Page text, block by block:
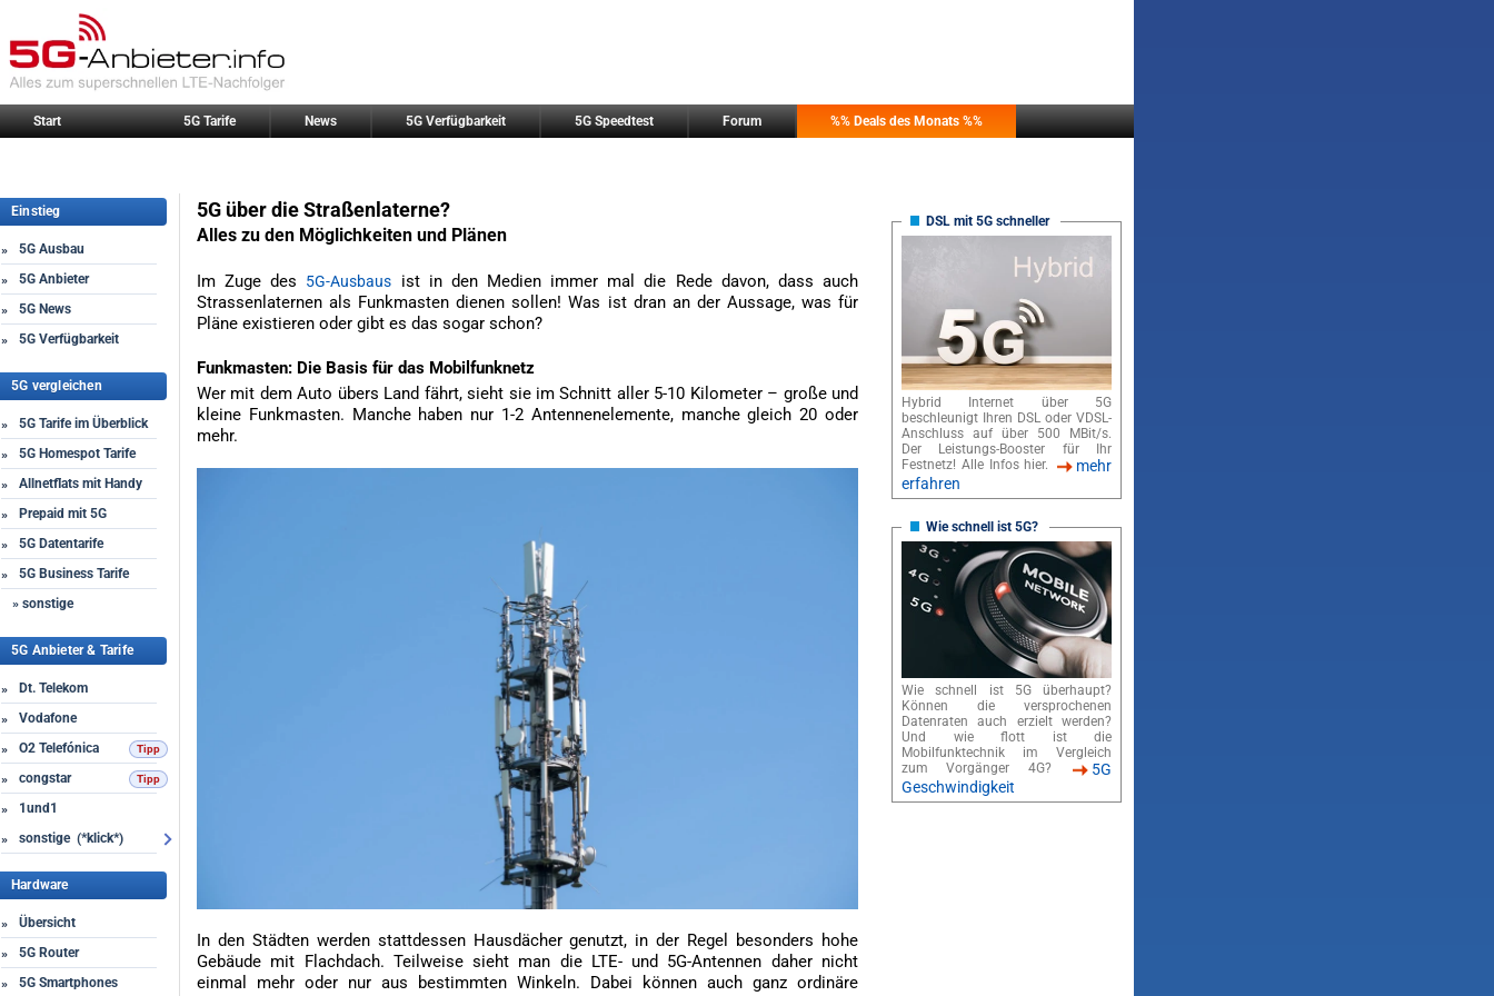
Start 5G Tarife News 5G Verfügbarkeit 5G Speedtest Forum %% Deals des Monats %%
Einstieg
»
5G Ausbau
»
5G Anbieter
»
5G News
»
5G Verfügbarkeit
5G vergleichen
»
5G Tarife im Überblick
»
5G Homespot Tarife
»
Allnetflats mit Handy
»
Prepaid mit 5G
»
5G Datentarife
»
5G Business Tarife
» sonstige
5G Anbieter & Tarife
»
Dt. Telekom
»
Vodafone
»
O2 Telefónica
»
congstar
»
1und1
»
sonstige (*klick*)
Hardware
»
Übersicht
»
5G Router
»
5G Smartphones
5G über die Straßenlaterne?
Alles zu den Möglichkeiten und Plänen
Im Zuge des 5G-Ausbaus ist in den Medien immer mal die Rede davon, dass auch
Strassenlaternen als Funkmasten dienen sollen! Was ist dran an der Aussage, was für
Pläne existieren oder gibt es das sogar schon?
Funkmasten: Die Basis für das Mobilfunknetz
Wer mit dem Auto übers Land fährt, sieht sie im Schnitt aller 5-10 Kilometer – große und
kleine Funkmasten. Manche haben nur 1-2 Antennenelemente, manche gleich 20 oder
mehr.
In den Städten werden stattdessen Hausdächer genutzt, in der Regel besonders hohe
Gebäude mit Flachdach. Teilweise sieht man die LTE- und 5G-Antennen daher nicht
einmal mehr oder nur aus bestimmten Winkeln. Dabei können auch ganz ordinäre
DSL mit 5G schneller
Hybrid Internet über 5G
beschleunigt Ihren DSL oder VDSL-
Anschluss auf über 500 MBit/s.
Der Leistungs-Booster für Ihr
Festnetz! Alle Infos hier.
mehr
erfahren
Wie schnell ist 5G?
Wie schnell ist 5G überhaupt?
Können die versprochenen
Datenraten auch erzielt werden?
Und wie flott ist die
Mobilfunktechnik im Vergleich
zum Vorgänger 4G?
5G
Geschwindigkeit